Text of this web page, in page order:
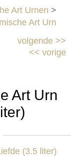
Art Urnen >
Art Urn
volgende>>
<< vorige
Art Urn